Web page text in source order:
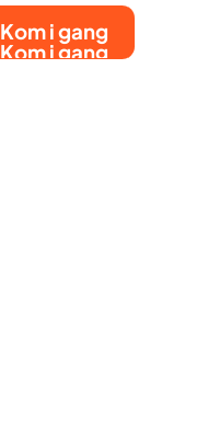
Kom i gang
Kom i gang